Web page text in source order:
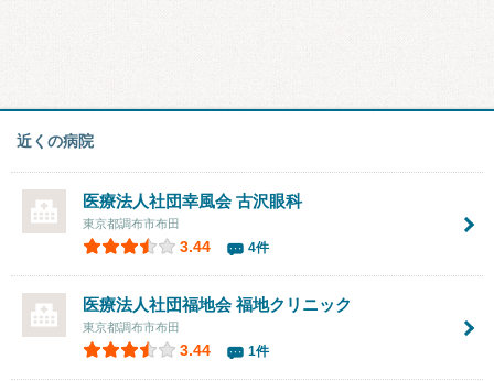
近くの病院
医療法人社団幸風会古沢眼科
東京都調布市布田
3.44 4件
医療法人社団福地会福地クリニック
東京都調布市布田
3.44 1件